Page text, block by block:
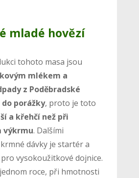
mladé hovězí
tohoto masa jsou
mlékem a
z Poděbradské
porážky, proto je toto
a křehčí než při
výkrmu. Dalšími
dávky je startér a
vysokoužitkové dojnice.
roce, při hmotnosti